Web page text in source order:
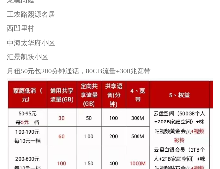
工农路熙源名居
西凹里村
中海太华府小区
汇景凯跃小区
月租50元包200分钟通话，80GB流量+300兆宽带